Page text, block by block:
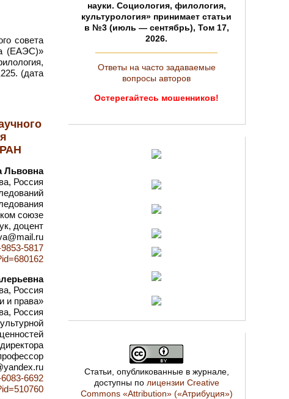
совета
(ЕАЭС)»
(дата
Львовна
Россия
союзе
доцент
5817
Россия
и права»
Россия
6692
науки. Социология, филология,
культурология» принимает статьи
в №3 (июль — сентябрь), Том 17,
2026.
Ответы на часто задаваемые
вопросы авторов
Остерегайтесь мошенников!
Статьи, опубликованные в журнале,
доступны по лицензии Creative
Commons «Attribution» («Атрибуция»)